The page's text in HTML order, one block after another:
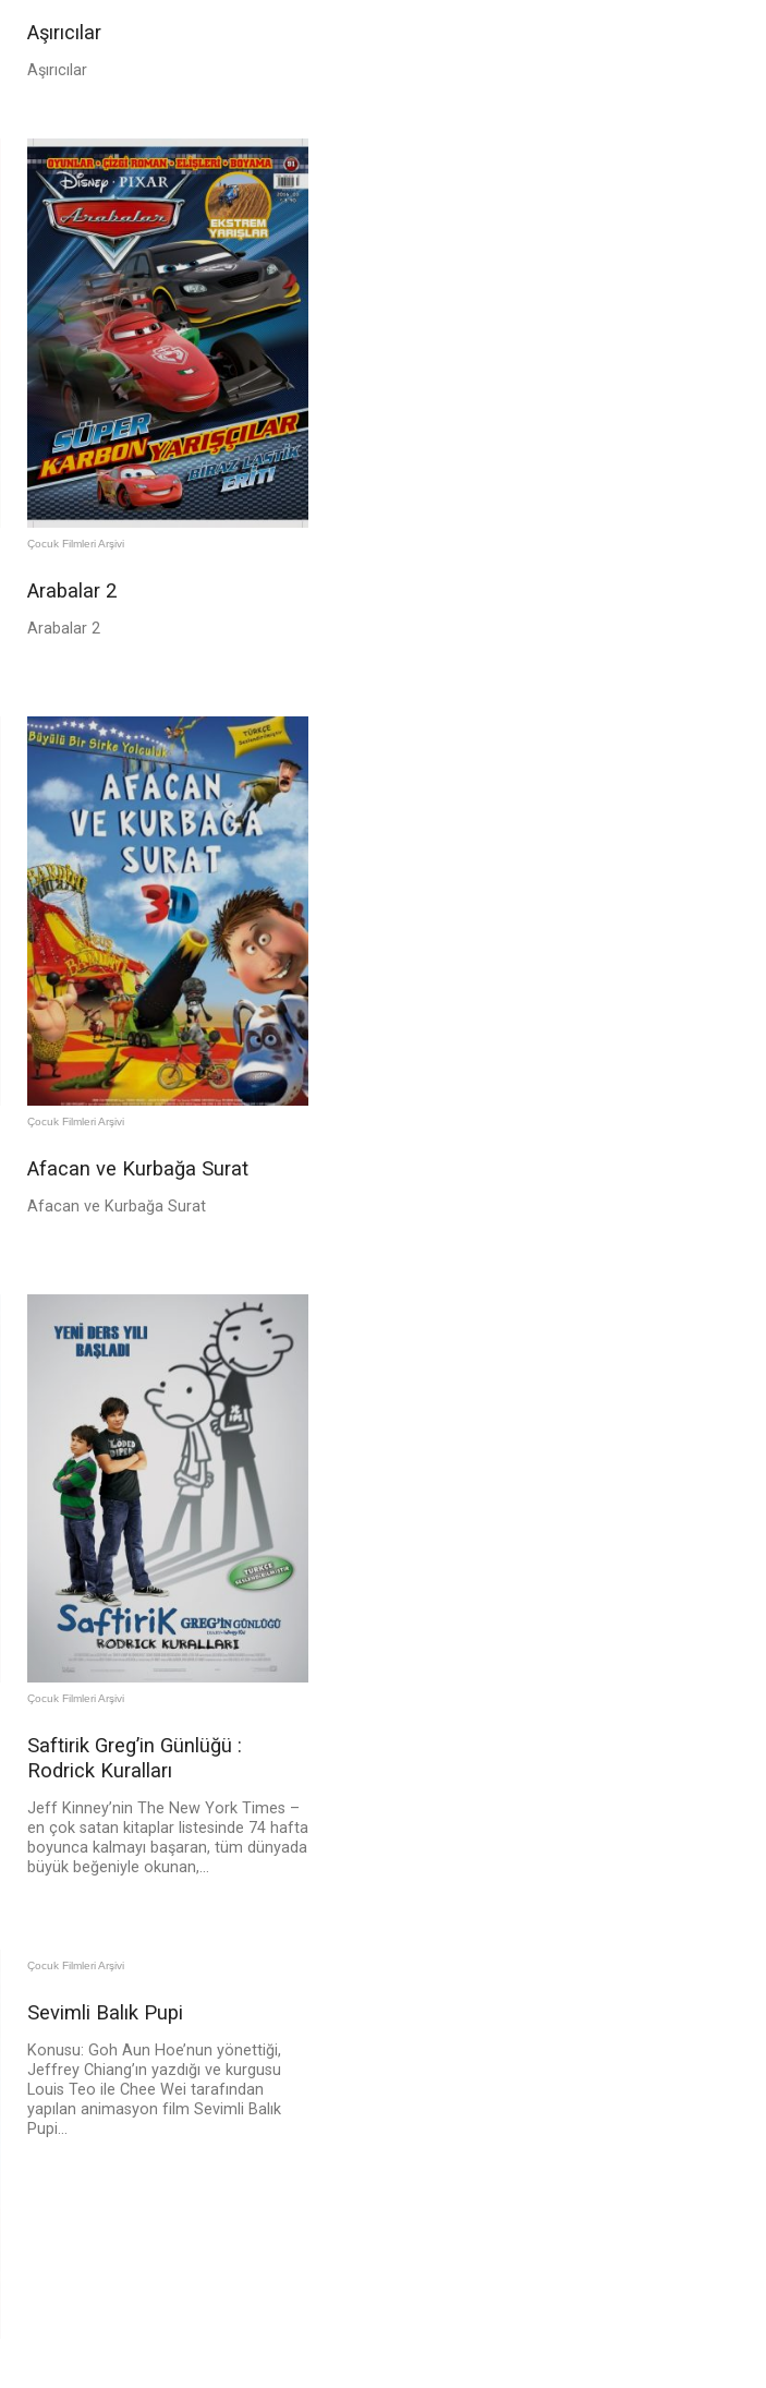
Aşırıcılar
Aşırıcılar
Çocuk Filmleri Arşivi
Arabalar 2
Arabalar 2
Çocuk Filmleri Arşivi
Afacan ve Kurbağa Surat
Afacan ve Kurbağa Surat
Çocuk Filmleri Arşivi
Saftirik Greg’in Günlüğü :
Rodrick Kuralları
Jeff Kinney’nin The New York Times –
en çok satan kitaplar listesinde 74 hafta
boyunca kalmayı başaran, tüm dünyada
büyük beğeniyle okunan,...
Çocuk Filmleri Arşivi
Sevimli Balık Pupi
Konusu: Goh Aun Hoe’nun yönettiği,
Jeffrey Chiang’ın yazdığı ve kurgusu
Louis Teo ile Chee Wei tarafından
yapılan animasyon film Sevimli Balık
Pupi...